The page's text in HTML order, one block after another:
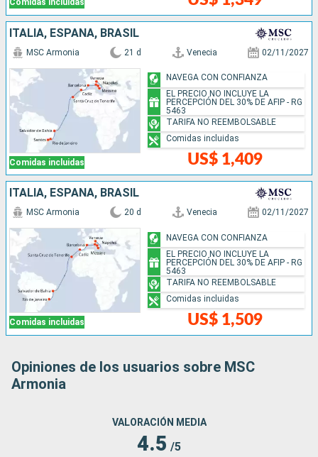
Comidas incluidas
ITALIA, ESPAÑA, BRASIL
Comidas incluidas
MSC Armonia 21 d Venecia 02/11/2027
US$ 1,409
NAVEGA CON CONFIANZA
EL PRECIO NO INCLUYE LA
PERCEPCIÓN DEL 30% DE AFIP - RG
5463
TARIFA NO REEMBOLSABLE
Comidas incluidas
ITALIA, ESPAÑA, BRASIL
Comidas incluidas
MSC Armonia 20 d Venecia 02/11/2027
US$ 1,509
NAVEGA CON CONFIANZA
EL PRECIO NO INCLUYE LA
PERCEPCIÓN DEL 30% DE AFIP - RG
5463
TARIFA NO REEMBOLSABLE
Comidas incluidas
Opiniones de los usuarios sobre MSC
Armonia
VALORACIÓN MEDIA
4.5 /5